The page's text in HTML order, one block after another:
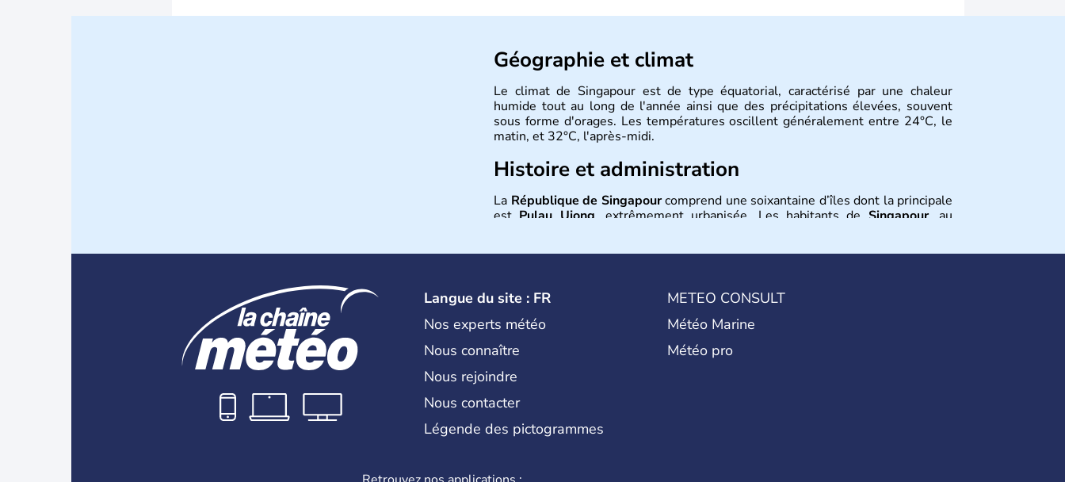
Géographie et climat
Le climat de Singapour est de type équatorial, caractérisé par une chaleur
humide tout au long de l'année ainsi que des précipitations élevées, souvent
sous forme d'orages. Les températures oscillent généralement entre 24°C, le
matin, et 32°C, l'après-midi.
Histoire et administration
La République de Singapourcomprend une soixantaine d’îles dont la principale
est Pulau Ujong , extrêmement urbanisée. Les habitants de Singapour, au
Langue du site : FR
Nos experts météo
Nous connaître
Nous rejoindre
Nous contacter
Légende des pictogrammes
METEO CONSULT
Météo Marine
Météo pro